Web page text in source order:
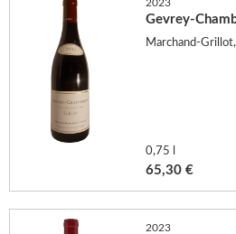
2023
Gevrey-
Marchand-
0,75 l
65,30 €
2023